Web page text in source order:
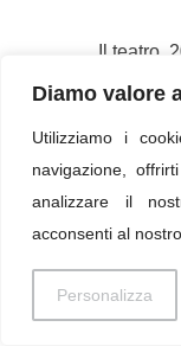
Diamo valore
Utilizziamo i
navigazione,
analizzare il
acconsenti al
Personalizza
Il teatro,